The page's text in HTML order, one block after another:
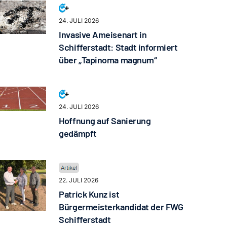
24. JULI 2026
Invasive Ameisenart in
Schifferstadt: Stadt informiert
über „Tapinoma magnum“
24. JULI 2026
Hoffnung auf Sanierung
gedämpft
22. JULI 2026
Patrick Kunz ist
Bürgermeisterkandidat der FWG
Schifferstadt